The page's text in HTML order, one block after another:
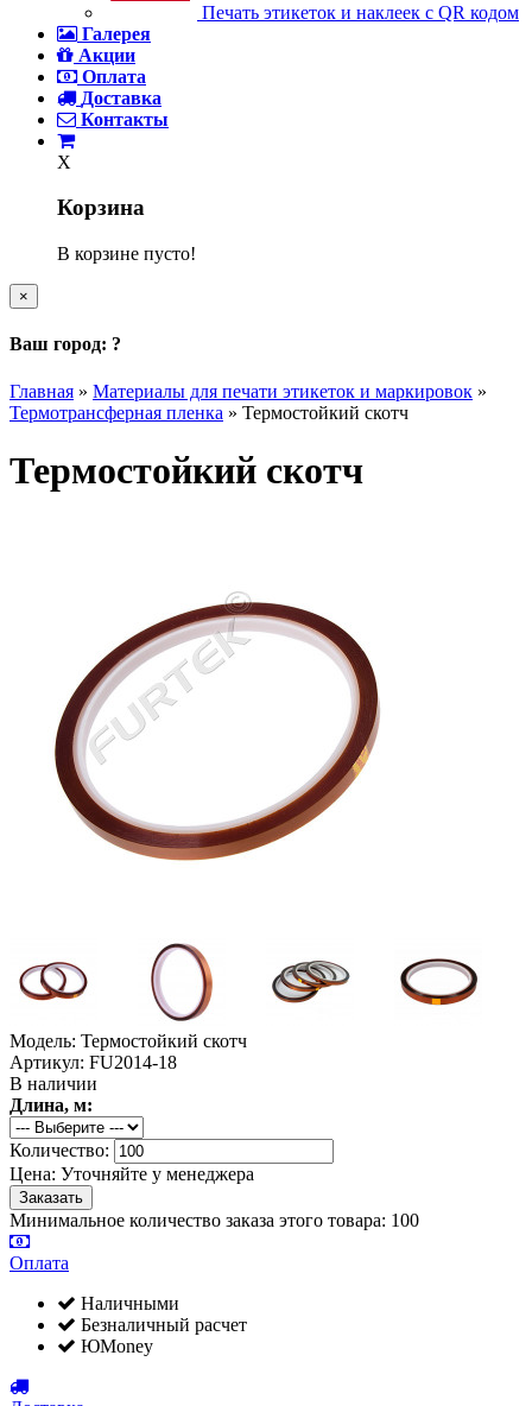
Печать этикеток и наклеек с QR кодом
Галерея
Акции
Оплата
Доставка
Контакты
X
Корзина
В корзине пусто!
×
Ваш город: ?
Главная » Материалы для печати этикеток и маркировок »
Термотрансферная пленка » Термостойкий скотч
Термостойкий скотч
Модель: Термостойкий скотч
Артикул: FU2014-18
В наличии
Длина, м:
Количество:
Цена: Уточняйте у менеджера
Минимальное количество заказа этого товара: 100
Оплата
Наличными
Безналичный расчет
ЮMoney